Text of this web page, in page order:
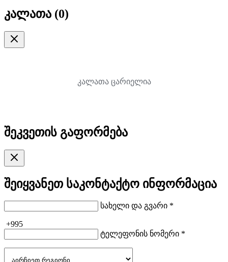
კალათა (0)
კალათა ცარიელია
შეკვეთის გაფორმება
შეიყვანეთ საკონტაქტო ინფორმაცია
სახელი და გვარი *
+995
ტელეფონის ნომერი *